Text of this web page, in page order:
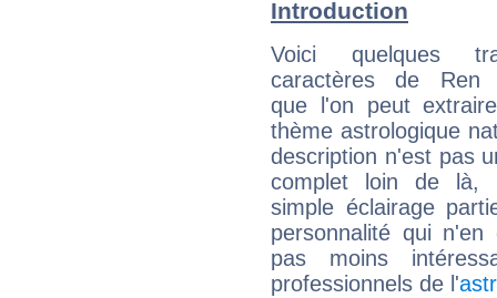
Introduction
Voici quelques
caractères de Ren
que l'on peut
thème astrologique
description n'est pas
complet loin de là,
simple éclairage
personnalité qui n'en
pas moins
professionnels de l'